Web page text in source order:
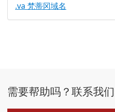
.va 梵蒂冈域名
需要帮助吗？联系我